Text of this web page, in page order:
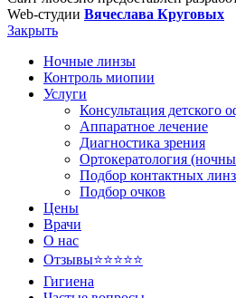
Web-студии Вячеслава Круговых
Закрыть
Ночные линзы
Контроль миопии
Услуги
Консультация детского
Аппаратное лечение
Диагностика зрения
Ортокератология
Подбор контактных
Подбор очков
Цены
Врачи
О нас
Отзывы⭐⭐⭐⭐⭐
Гигиена